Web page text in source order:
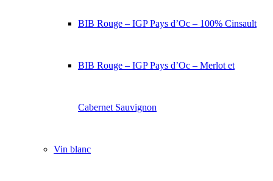
BIB Rouge – IGP Pays d’Oc – 100% Cinsault
BIB Rouge – IGP Pays d’Oc – Merlot et
Cabernet Sauvignon
Vin blanc